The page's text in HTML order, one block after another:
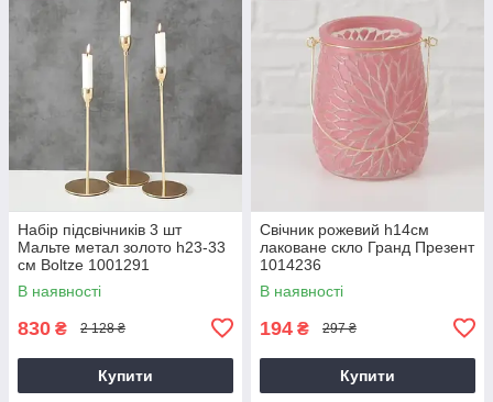
Набір підсвічників 3 шт
Мальте метал золото h23-33
см Boltze 1001291
В наявності
830 ₴ 2 128 ₴
Купити
Свічник рожевий h14см
лаковане скло Гранд Презент
1014236
В наявності
194 ₴ 297 ₴
Купити